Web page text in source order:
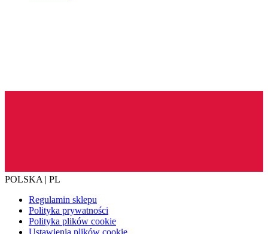
POLSKA | PL
Regulamin sklepu
Polityka prywatności
Polityka plików cookie
Ustawienia plików cookie